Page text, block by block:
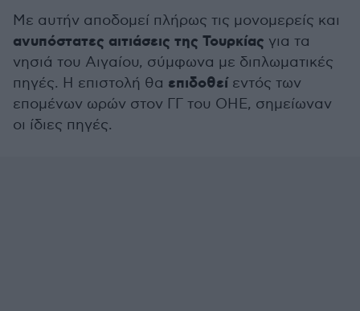
Με αυτήν αποδομεί πλήρως τις μονομερείς και
ανυπόστατες αιτιάσεις της Τουρκίας για τα
νησιά του Αιγαίου, σύμφωνα με διπλωματικές
πηγές. Η επιστολή θα επιδοθείεντός των
επομένων ωρών στον ΓΓ του ΟΗΕ, σημείωναν
οι ίδιες πηγές.